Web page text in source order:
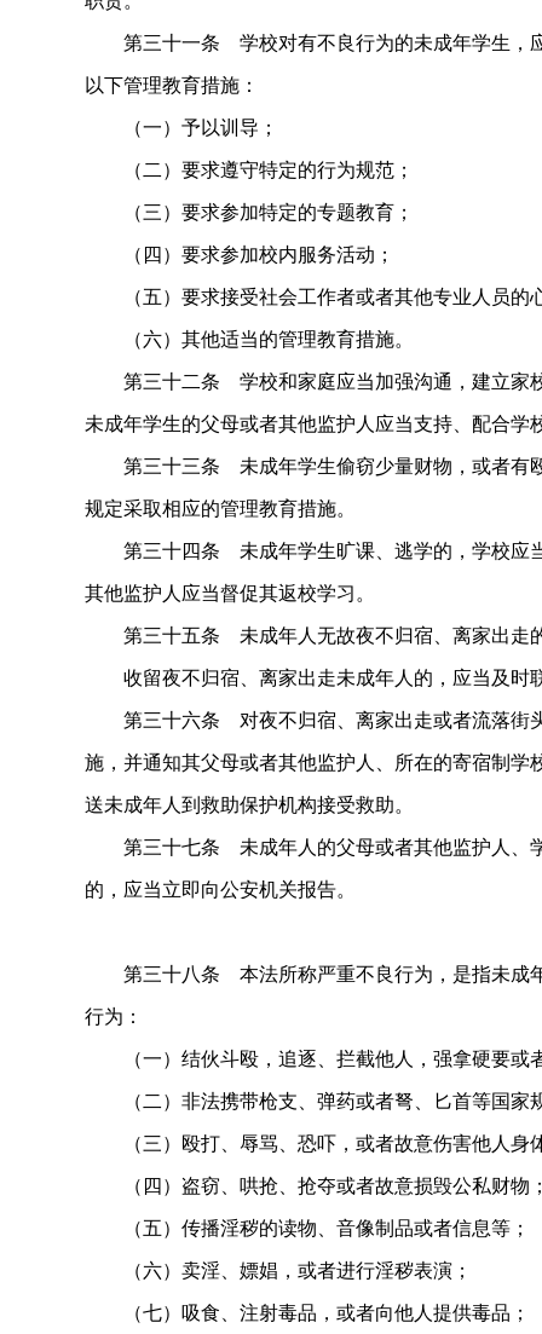
第三十一条 学校对有不良行为的未成年学生，应
以下管理教育措施：
（一）予以训导；
（二）要求遵守特定的行为规范；
（三）要求参加特定的专题教育；
（四）要求参加校内服务活动；
（五）要求接受社会工作者或者其他专业人员的
（六）其他适当的管理教育措施。
第三十二条 学校和家庭应当加强沟通，建立家校
未成年学生的父母或者其他监护人应当支持、配合学
第三十三条 未成年学生偷窃少量财物，或者有殴
规定采取相应的管理教育措施。
第三十四条 未成年学生旷课、逃学的，学校应当
其他监护人应当督促其返校学习。
第三十五条 未成年人无故夜不归宿、离家出走的
收留夜不归宿、离家出走未成年人的，应当及时
第三十六条 对夜不归宿、离家出走或者流落街头
施，并通知其父母或者其他监护人、所在的寄宿制
送未成年人到救助保护机构接受救助。
第三十七条 未成年人的父母或者其他监护人、学
的，应当立即向公安机关报告。
第三十八条 本法所称严重不良行为，是指未成年
行为：
（一）结伙斗殴，追逐、拦截他人，强拿硬要或
（二）非法携带枪支、弹药或者弩、匕首等国家
（三）殴打、辱骂、恐吓，或者故意伤害他人身
（四）盗窃、哄抢、抢夺或者故意损毁公私财物
（五）传播淫秽的读物、音像制品或者信息等；
（六）卖淫、嫖娼，或者进行淫秽表演；
（七）吸食、注射毒品，或者向他人提供毒品；